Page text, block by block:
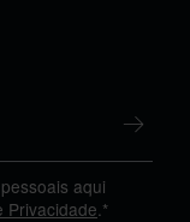
aqui
Privacidade .*